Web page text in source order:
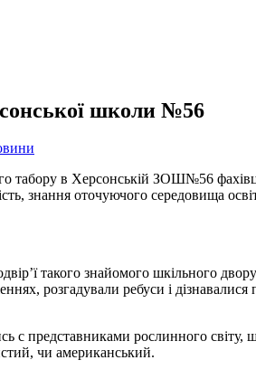
школи №56
табору в Херсонській ЗОШ№56
знання оточуючого середовища
такого знайомого шкільного
розгадували ребуси і
с представниками рослинного
чи американський.